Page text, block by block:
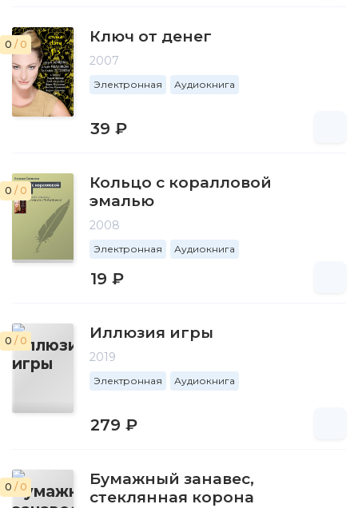
0 / 0 Ключ от денег
2007
Электронная Аудиокнига
39 ₽
0 / 0
Кольцо с коралловой
эмалью
2008
Электронная Аудиокнига
19 ₽
0 / 0 Иллюзия игры
2019
Электронная Аудиокнига
279 ₽
0 / 0
Бумажный занавес,
стеклянная корона